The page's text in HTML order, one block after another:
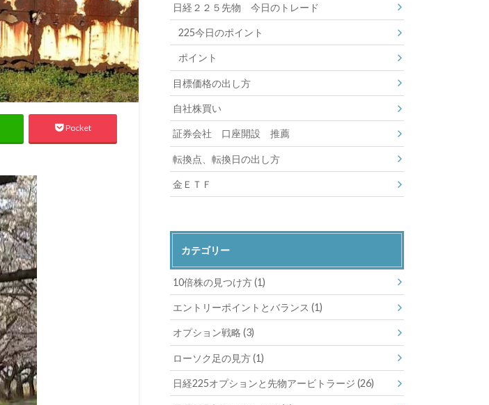
Pocket
日経２２５先物 今日のトレード
225今日のポイント
ポイント
目標価格の出し方
自社株買い
証券会社 口座開設 推薦
転換点、転換日の出し方
金ＥＴＦ
カテゴリー
10倍株の見つけ方(1)
エントリーポイントとバランス(1)
オプション戦略(3)
ローソク足の見方(1)
日経225オプションと先物アービトラージ(26)